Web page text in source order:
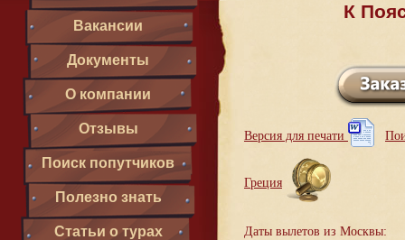
Вакансии
Документы
О компании
Отзывы
Поиск попутчиков
Полезно знать
Статьи о турах
К
Версия для печати
Греция
Даты вылетов из Москвы: